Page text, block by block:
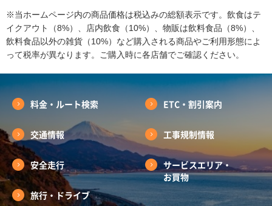
※当ホームページ内の商品価格は税込みの総額表示です。飲食はテ
イクアウト（8%）、店内飲食（10%）、物販は飲料食品（8%）、
飲料食品以外の雑貨（10%）など購入される商品やご利用形態によ
って税率が異なります。ご購入時に各店舗でご確認ください。
料金・ルート検索 ETC・割引案内
交通情報 工事規制情報
安全走行
サービスエリア・
お買物
旅行・ドライブ